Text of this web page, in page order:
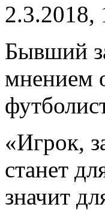
2.3.2018,
Бывший
мнением
«Игрок,
станет
значит